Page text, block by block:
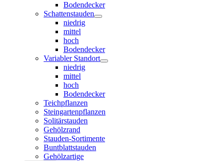
Bodendecker
Schattenstauden
niedrig
mittel
hoch
Bodendecker
Variabler Standort
niedrig
mittel
hoch
Bodendecker
Teichpflanzen
Steingartenpflanzen
Solitärstauden
Gehölzrand
Stauden-Sortimente
Buntblattstauden
Gehölzartige